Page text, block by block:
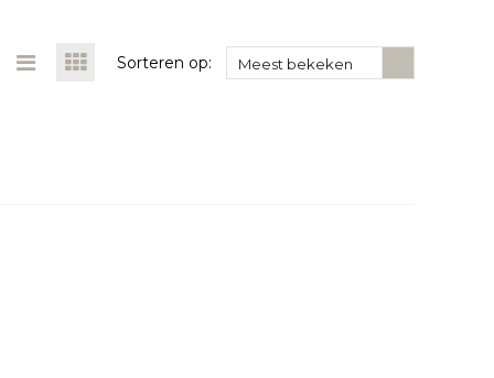
Sorteren op: Meest bekeken